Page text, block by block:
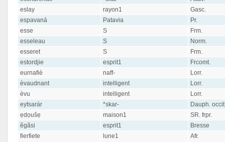
eslay
rayon1
Gasc.
espavaná
Patavia
Pr.
esse
S
Frm.
esseleau
S
Norm.
esseret
S
Frm.
estordjie
esprit1
Frcomt.
eurnafiè
naff-
Lorr.
èvaudnant
intelligent
Lorr.
èvu
intelligent
Lorr.
eytsarár
*skar-
Dauph.
ẹdọušẹ
maison1
SR. frpr.
ẽgãsi
esprit1
Bresse
fierfiete
lune1
Afr.